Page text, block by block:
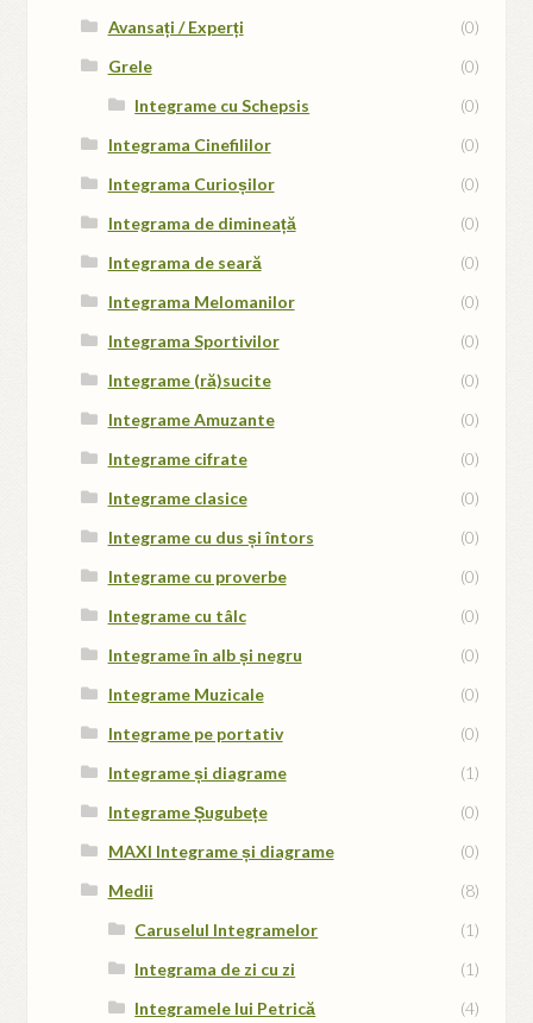
Avansați / Experți
(0)
Grele
(0)
Integrame cu Schepsis
(0)
Integrama Cinefililor
(0)
Integrama Curioșilor
(0)
Integrama de dimineață
(0)
Integrama de seară
(0)
Integrama Melomanilor
(0)
Integrama Sportivilor
(0)
Integrame (ră)sucite
(0)
Integrame Amuzante
(0)
Integrame cifrate
(0)
Integrame clasice
(0)
Integrame cu dus și întors
(0)
Integrame cu proverbe
(0)
Integrame cu tâlc
(0)
Integrame în alb și negru
(0)
Integrame Muzicale
(0)
Integrame pe portativ
(0)
Integrame și diagrame
(1)
Integrame Șugubețe
(0)
MAXI Integrame și diagrame
(0)
Medii
(8)
Caruselul Integramelor
(1)
Integrama de zi cu zi
(1)
Integramele lui Petrică
(4)